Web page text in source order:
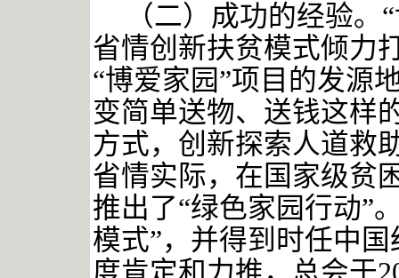
（二）成功的经验。
省情创新扶贫模式倾力
“博爱家园”项目的发源
变简单送物、送钱这样
方式，创新探索人道救
省情实际，在国家级贫
推出了“绿色家园行动”
模式”，并得到时任中